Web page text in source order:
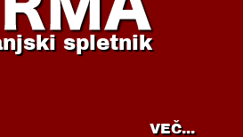
spletnik
VEČ...